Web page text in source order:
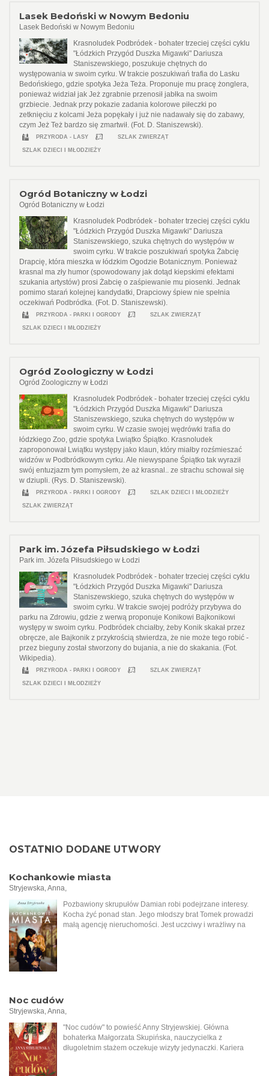
Lasek Bedoński w Nowym Bedoniu
Lasek Bedoński w Nowym Bedoniu
Krasnoludek Podbródek - bohater trzeciej części cyklu
"Łódzkich Przygód Duszka Migawki" Dariusza
Staniszewskiego, poszukuje chętnych do
występowania w swoim cyrku. W trakcie poszukiwań trafia do Lasku
Bedońskiego, gdzie spotyka Jeża Teża. Proponuje mu pracę żonglera,
ponieważ widział jak Jeż zgrabnie przenosił jabłka na swoim
grzbiecie. Jednak przy pokazie zadania kolorowe piłeczki po
zetknięciu z kolcami Jeża popękały i już nie nadawały się do zabawy,
czym Jeż Też bardzo się zmartwił. (Fot. D. Staniszewski).
PRZYRODA - LASY SZLAK ZWIERZĄT
SZLAK DZIECI I MŁODZIEŻY
Ogród Botaniczny w Łodzi
Ogród Botaniczny w Łodzi
Krasnoludek Podbródek - bohater trzeciej części cyklu
"Łódzkich Przygód Duszka Migawki" Dariusza
Staniszewskiego, szuka chętnych do występów w
swoim cyrku. W trakcie poszukiwań spotyka Żabcię
Drapcię, która mieszka w łódzkim Ogodzie Botanicznym. Ponieważ
krasnal ma zły humor (spowodowany jak dotąd kiepskimi efektami
szukania artystów) prosi Żabcię o zaśpiewanie mu piosenki. Jednak
pomimo starań kolejnej kandydatki, Drapciowy śpiew nie spełnia
oczekiwań Podbródka. (Fot. D. Staniszewski).
PRZYRODA - PARKI I OGRODY SZLAK ZWIERZĄT
SZLAK DZIECI I MŁODZIEŻY
Ogród Zoologiczny w Łodzi
Ogród Zoologiczny w Łodzi
Krasnoludek Podbródek - bohater trzeciej części cyklu
"Łódzkich Przygód Duszka Migawki" Dariusza
Staniszewskiego, szuka chętnych do występów w
swoim cyrku. W czasie swojej wędrówki trafia do
łódzkiego Zoo, gdzie spotyka Lwiątko Śpiątko. Krasnoludek
zaproponował Lwiątku występy jako klaun, który miałby rozśmieszać
widzów w Podbródkowym cyrku. Ale niewyspane Śpiątko tak wyraził
swój entuzjazm tym pomysłem, że aż krasnal.. ze strachu schował się
w dziupli. (Rys. D. Staniszewski).
PRZYRODA - PARKI I OGRODY SZLAK DZIECI I MŁODZIEŻY
SZLAK ZWIERZĄT
Park im. Józefa Piłsudskiego w Łodzi
Park im. Józefa Piłsudskiego w Łodzi
Krasnoludek Podbródek - bohater trzeciej części cyklu
"Łódzkich Przygód Duszka Migawki" Dariusza
Staniszewskiego, szuka chętnych do występów w
swoim cyrku. W trakcie swojej podróży przybywa do
parku na Zdrowiu, gdzie z werwą proponuje Konikowi Bajkonikowi
występy w swoim cyrku. Podbródek chciałby, żeby Konik skakał przez
obręcze, ale Bajkonik z przykrością stwierdza, że nie może tego robić -
przez bieguny został stworzony do bujania, a nie do skakania. (Fot.
Wikipedia).
PRZYRODA - PARKI I OGRODY SZLAK ZWIERZĄT
SZLAK DZIECI I MŁODZIEŻY
OSTATNIO DODANE UTWORY
Kochankowie miasta
Stryjewska, Anna,
Pozbawiony skrupułów Damian robi podejrzane interesy.
Kocha żyć ponad stan. Jego młodszy brat Tomek prowadzi
małą agencję nieruchomości. Jest uczciwy i wrażliwy na
interesuje się dziewczyną Arona. Wielkie namiętności,
zdrady, tradycje kłócące się z nowoczesnymi poglądami, a w
tle podnosząca się po długim letargu, coraz dynamiczniej
rozwijająca się Łódź.
Noc cudów
Stryjewska, Anna,
"Noc cudów" to powieść Anny Stryjewskiej. Główna
bohaterka Małgorzata Skupińska, nauczycielka z
długoletnim stażem oczekuje wizyty jedynaczki. Kariera